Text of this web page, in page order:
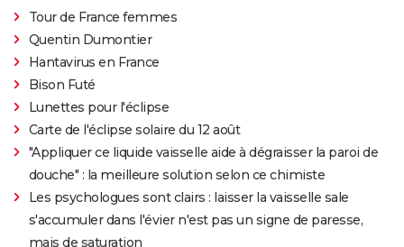
Tour de France femmes
Quentin Dumontier
Hantavirus en France
Bison Futé
Lunettes pour l'éclipse
Carte de l'éclipse solaire du 12 août
"Appliquer ce liquide vaisselle aide à dégraisser la paroi de
douche" : la meilleure solution selon ce chimiste
Les psychologues sont clairs : laisser la vaisselle sale
s'accumuler dans l'évier n'est pas un signe de paresse,
mais de saturation